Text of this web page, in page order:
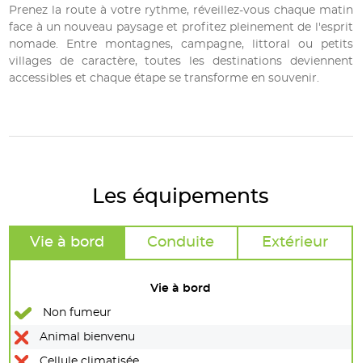
Prenez la route à votre rythme, réveillez-vous chaque matin
face à un nouveau paysage et profitez pleinement de l'esprit
nomade. Entre montagnes, campagne, littoral ou petits
villages de caractère, toutes les destinations deviennent
accessibles et chaque étape se transforme en souvenir.
Les équipements
Vie à bord Conduite Extérieur
Vie à bord
Non fumeur
Animal bienvenu